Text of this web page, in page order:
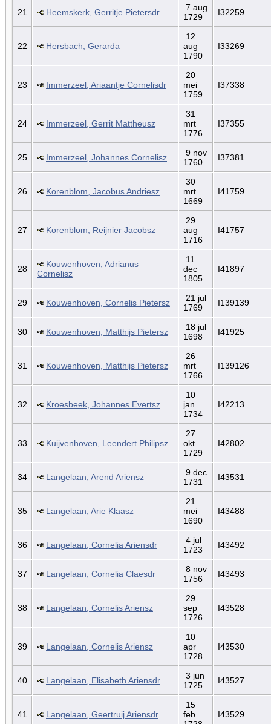
21 Heemskerk, Gerritje Pietersdr
7 aug
1729
I32259
22 Hersbach, Gerarda
12
aug
1790
I33269
23 Immerzeel, Ariaantje Cornelisdr
20
mei
1759
I37338
24 Immerzeel, Gerrit Mattheusz
31
mrt
1776
I37355
25 Immerzeel, Johannes Cornelisz
9 nov
1760
I37381
26 Korenblom, Jacobus Andriesz
30
mrt
1669
I41759
27 Korenblom, Reijnier Jacobsz
29
aug
1716
I41757
28
Kouwenhoven, Adrianus
Cornelisz
11
dec
1805
I41897
29 Kouwenhoven, Cornelis Pietersz
21 jul
1769
I139139
30 Kouwenhoven, Matthijs Pietersz
18 jul
1698
I41925
31 Kouwenhoven, Matthijs Pietersz
26
mrt
1766
I139126
32 Kroesbeek, Johannes Evertsz
10
jan
1734
I42213
33 Kuijvenhoven, Leendert Philipsz
27
okt
1729
I42802
34 Langelaan, Arend Ariensz
9 dec
1731
I43531
35 Langelaan, Arie Klaasz
21
mei
1690
I43488
36 Langelaan, Cornelia Ariensdr
4 jul
1723
I43492
37 Langelaan, Cornelia Claesdr
8 nov
1756
I43493
38 Langelaan, Cornelis Ariensz
29
sep
1726
I43528
39 Langelaan, Cornelis Ariensz
10
apr
1728
I43530
40 Langelaan, Elisabeth Ariensdr
3 jun
1725
I43527
41 Langelaan, Geertruij Ariensdr
15
feb
I43529